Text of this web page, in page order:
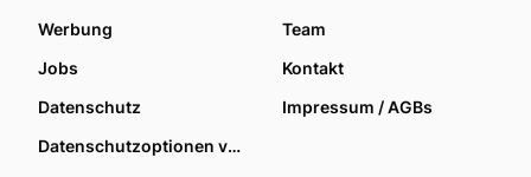
Werbung
Team
Jobs
Kontakt
Datenschutz
Impressum / AGBs
Datenschutzoptionen verwalten